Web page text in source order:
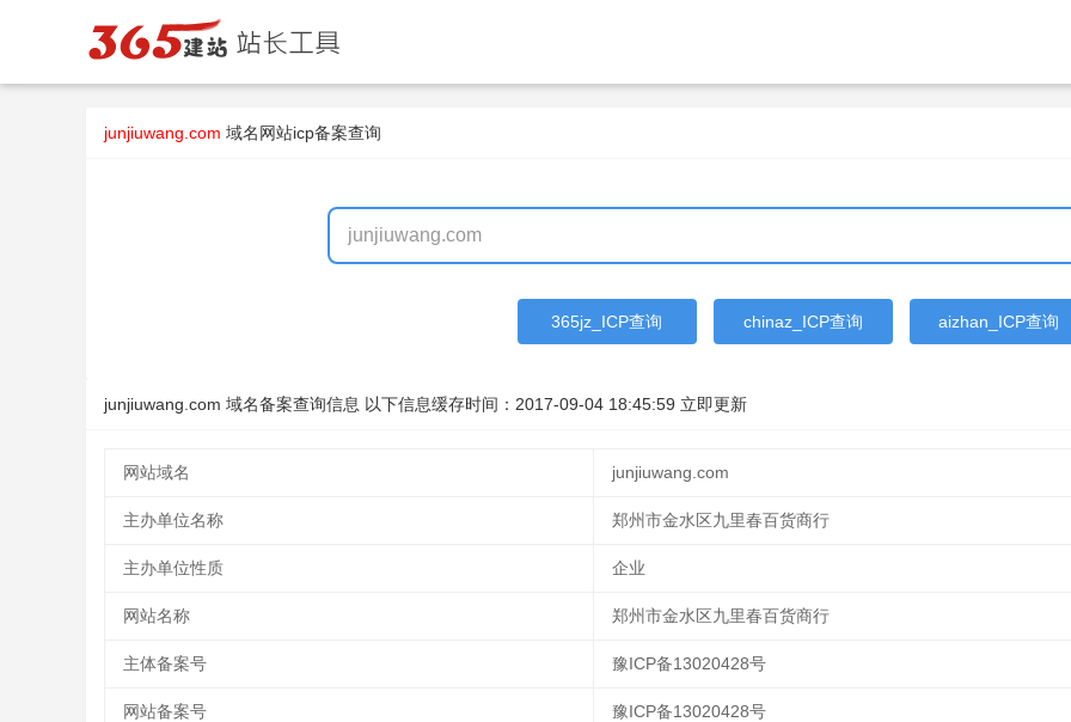
junjiuwang.com 域名网站icp备案查询
365jz_ICP查询 chinaz_ICP查询 aizhan_ICP查询
junjiuwang.com 域名备案查询信息 以下信息缓存时间： 2017-09-04 18:45:59 立即更新
网站域名 junjiuwang.com
主办单位名称 郑州市金水区九里春百货商行
主办单位性质 企业
网站名称 郑州市金水区九里春百货商行
主体备案号 豫ICP备13020428号
网站备案号 豫ICP备13020428号